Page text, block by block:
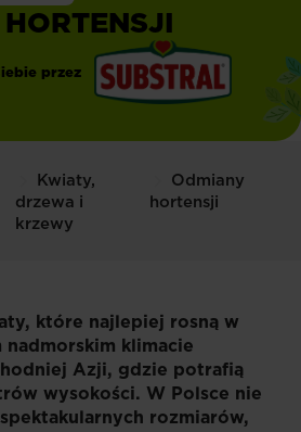
przez
Kwiaty,
drzewa i
krzewy
Odmiany
hortensji
które najlepiej rosną w
klimacie
Azji, gdzie potrafią
wysokości. W Polsce nie
rozmiarów,